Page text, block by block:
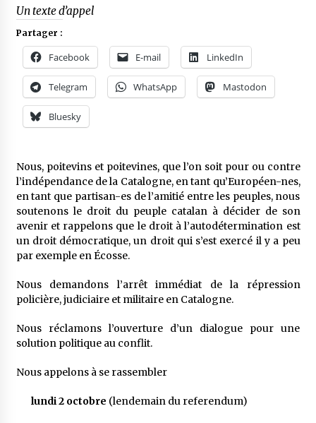
Un texte d’appel
Partager :
Facebook E-mail LinkedIn
Telegram WhatsApp Mastodon
Bluesky
Nous, poitevins et poitevines, que l’on soit pour ou contre
l’indépendance de la Catalogne, en tant qu’Européen-nes,
en tant que partisan-es de l’amitié entre les peuples, nous
soutenons le droit du peuple catalan à décider de son
avenir et rappelons que le droit à l’autodétermination est
un droit démocratique, un droit qui s’est exercé il y a peu
par exemple en Écosse.
Nous demandons l’arrêt immédiat de la répression
policière, judiciaire et militaire en Catalogne.
Nous réclamons l’ouverture d’un dialogue pour une
solution politique au conflit.
Nous appelons à se rassembler
lundi 2 octobre (lendemain du referendum)